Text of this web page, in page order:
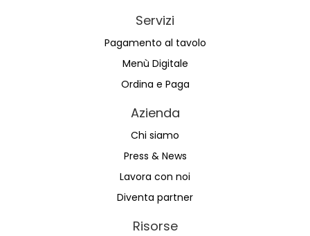
Servizi
Pagamento al tavolo
Menù Digitale
Ordina e Paga
Azienda
Chi siamo
Press & News
Lavora con noi
Diventa partner
Risorse